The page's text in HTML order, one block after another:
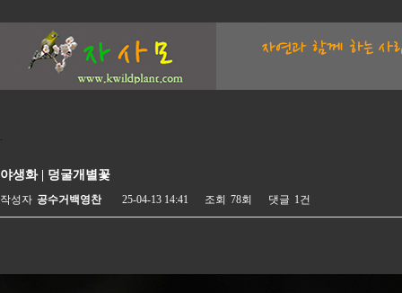
.
야생화 | 덩굴개별꽃
작성자 공수거백영찬 25-04-13 14:41 조회 78회 댓글 1건